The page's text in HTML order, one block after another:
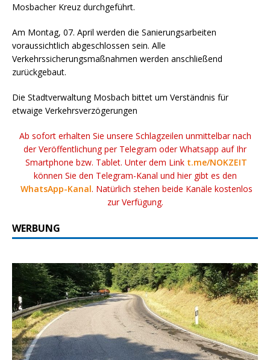
Mosbacher Kreuz durchgeführt.
Am Montag, 07. April werden die Sanierungsarbeiten
voraussichtlich abgeschlossen sein. Alle
Verkehrssicherungsmaßnahmen werden anschließend
zurückgebaut.
Die Stadtverwaltung Mosbach bittet um Verständnis für
etwaige Verkehrsverzögerungen
Ab sofort erhalten Sie unsere Schlagzeilen unmittelbar nach
der Veröffentlichung per Telegram oder Whatsapp auf Ihr
Smartphone bzw. Tablet. Unter dem Link t.me/NOKZEIT
können Sie den Telegram-Kanal und hier gibt es den
WhatsApp-Kanal. Natürlich stehen beide Kanäle kostenlos
zur Verfügung.
WERBUNG